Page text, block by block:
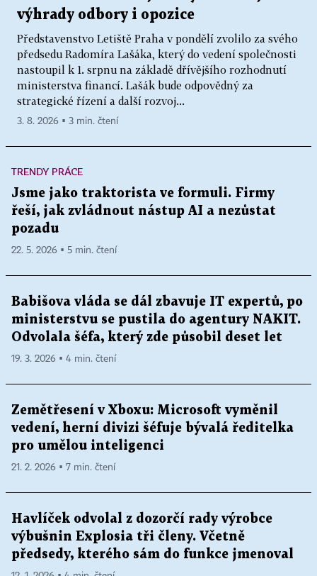
výhrady odbory i opozice
Představenstvo Letiště Praha v pondělí zvolilo za svého
předsedu Radomíra Lašáka, který do vedení společnosti
nastoupil k 1. srpnu na základě dřívějšího rozhodnutí
ministerstva financí. Lašák bude odpovědný za
strategické řízení a další rozvoj...
3. 8. 2026 ▪ 3 min. čtení
TRENDY PRÁCE
Jsme jako traktorista ve formuli. Firmy
řeší, jak zvládnout nástup AI a nezůstat
pozadu
22. 5. 2026 ▪ 5 min. čtení
Babišova vláda se dál zbavuje IT expertů, po
ministerstvu se pustila do agentury NAKIT.
Odvolala šéfa, který zde působil deset let
19. 3. 2026 ▪ 4 min. čtení
Zemětřesení v Xboxu: Microsoft vyměnil
vedení, herní divizi šéfuje bývalá ředitelka
pro umělou inteligenci
21. 2. 2026 ▪ 7 min. čtení
Havlíček odvolal z dozorčí rady výrobce
výbušnin Explosia tři členy. Včetně
předsedy, kterého sám do funkce jmenoval